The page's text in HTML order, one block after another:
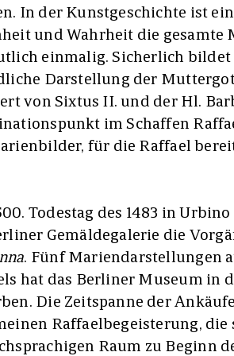
In der Kunstgeschichte ist
und Wahrheit die gesamte
einmalig. Sicherlich bildet
Darstellung der
von Sixtus II. und der Hl.
im Schaffen
für die Raffael
Todestag des 1483 in
Gemäldegalerie die
. Fünf Mariendarstellungen
hat das Berliner Museum in
Die Zeitspanne der
Raffaelbegeisterung, die
Raum zu Beginn